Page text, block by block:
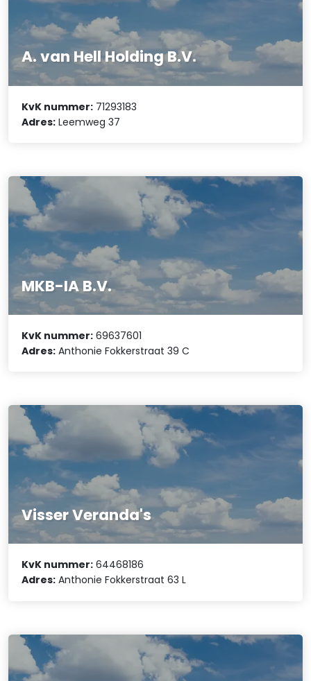
A. van Hell Holding B.V.
KvK nummer: 71293183
Adres: Leemweg 37
MKB-IA B.V.
KvK nummer: 69637601
Adres: Anthonie Fokkerstraat 39 C
Visser Veranda's
KvK nummer: 64468186
Adres: Anthonie Fokkerstraat 63 L